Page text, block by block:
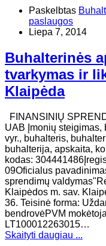
Paskelbtas
paslaugos
Liepa 7, 2014
Buhalterinės
tvarkymas ir
Klaipėda
FINANSINIŲ
UAB ​Įmonių steigimas,
vyr., buhalteris,
buhalterija, apskaita,
kodas:
09Oficialus
sprendimų
Klaipėdos m. sav.
36. ​Teisinė forma:
bendrovėPVM
LT100012263015…
Skaityti daugiau ...